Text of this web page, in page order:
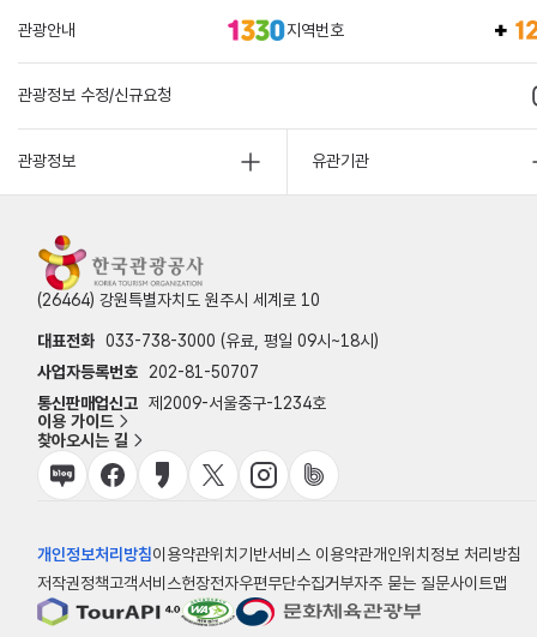
관광안내 지역번호
관광정보 수정/신규요청
관광정보 유관기관
(26464) 강원특별자치도 원주시 세계로 10
대표전화 033-738-3000 (유료, 평일 09시~18시)
사업자등록번호
202-81-50707
통신판매업신고 제2009-서울중구-1234호
이용 가이드
찾아오시는 길
개인정보처리방침이용약관위치기반서비스 이용약관개인위치정보 처리방침
저작권정책고객서비스헌장전자우편무단수집거부자주 묻는 질문사이트맵